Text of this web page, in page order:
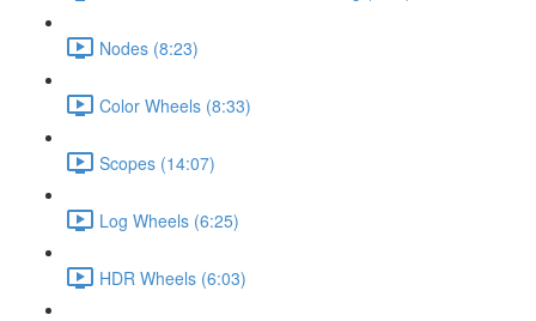
Nodes (8:23)
Color Wheels (8:33)
Scopes (14:07)
Log Wheels (6:25)
HDR Wheels (6:03)